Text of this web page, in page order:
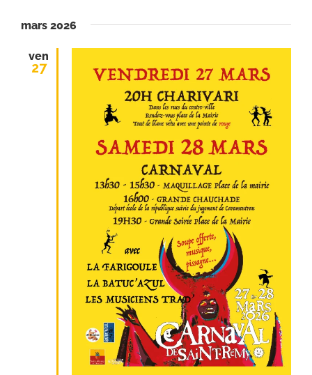
mars 2026
ven
27